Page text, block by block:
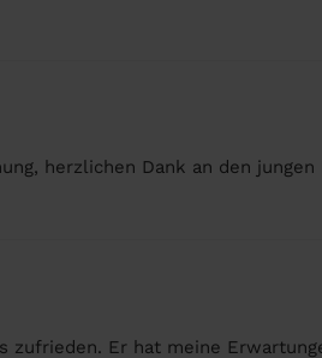
herzlichen Dank an den jungen
zufrieden. Er hat meine